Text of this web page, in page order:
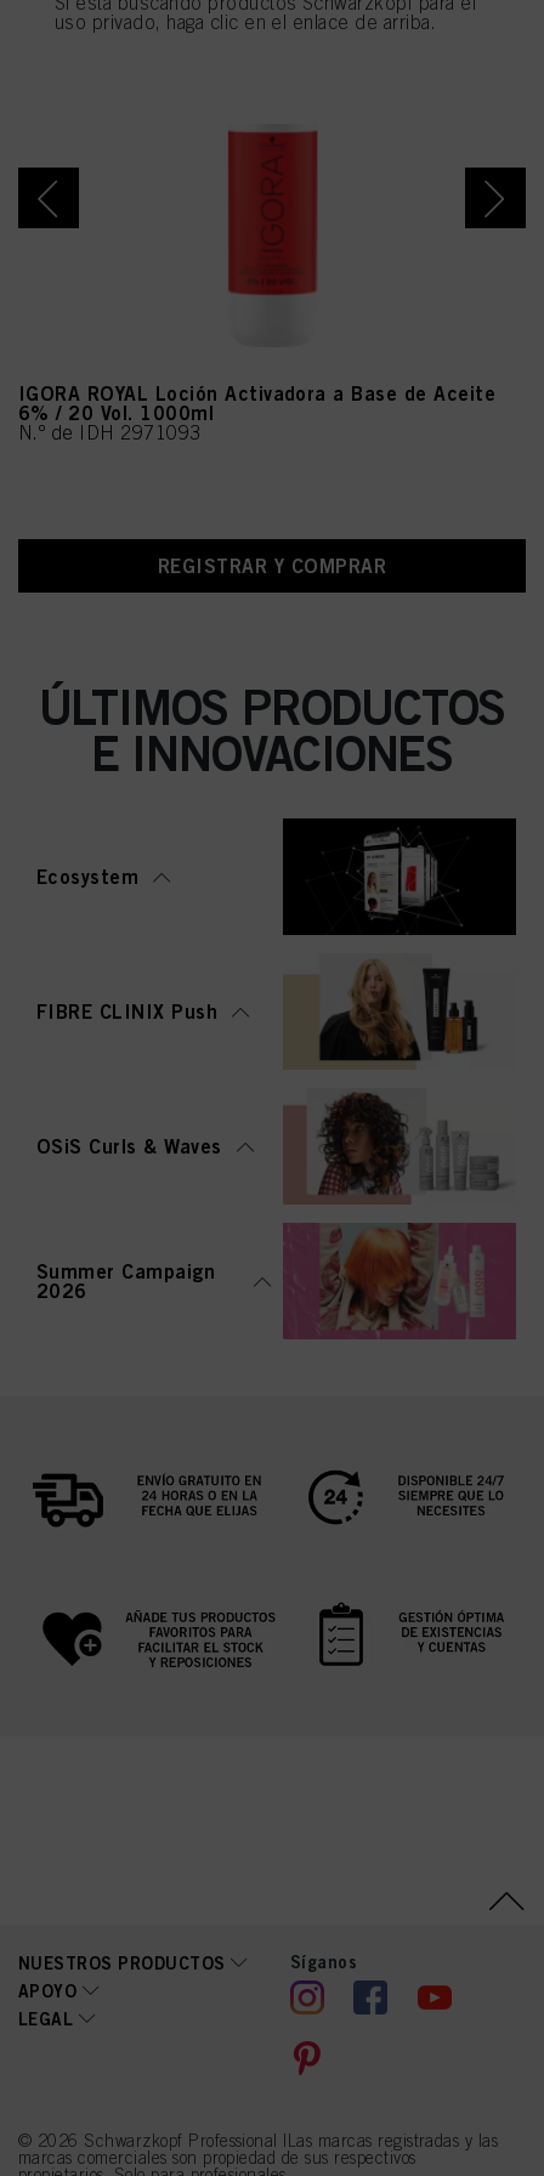
IGORA ROYAL Loción Activadora a Base de Aceite
6% / 20 Vol. 1000ml
N.º de IDH 2971093
REGISTRAR Y COMPRAR
ÚLTIMOS PRODUCTOS
E INNOVACIONES
Ecosystem
FIBRE CLINIX Push
OSiS Curls & Waves
Summer Campaign
2026
NUESTROS PRODUCTOS
APOYO
LEGAL
Síganos
© 2026 Schwarzkopf Professional |Las marcas registradas y las
marcas comerciales son propiedad de sus respectivos
uso privado, haga clic en el enlace de arriba.
utilizarán las cookies que sean técnicamente necesarias para proporcionarle
este sitio web .